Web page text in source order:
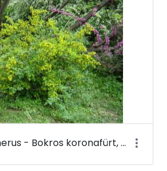
Hippocrepis emerus - Bokros koronafürt, zöldvesszős tisztescserje - Budai Arborétum